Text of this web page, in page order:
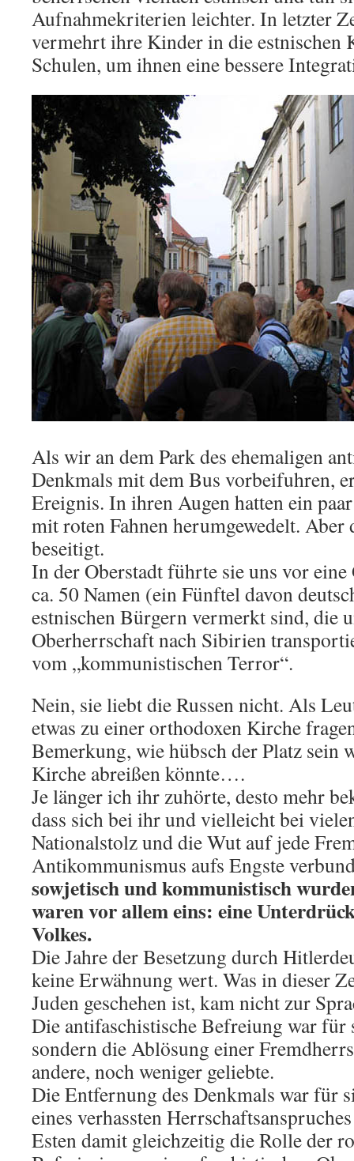
Aufnahmekriterien leichter. In letzter
vermehrt ihre Kinder in die estnischen
Schulen, um ihnen eine bessere
Als wir an dem Park des ehemaligen
Denkmals mit dem Bus vorbeifuhren,
Ereignis. In ihren Augen hatten ein
mit roten Fahnen herumgewedelt. Aber
beseitigt.
In der Oberstadt führte sie uns vor
ca. 50 Namen (ein Fünftel davon
estnischen Bürgern vermerkt sind, die
Oberherrschaft nach Sibirien
vom „kommunistischen Terror“.
Nein, sie liebt die Russen nicht. Als
etwas zu einer orthodoxen Kirche
Bemerkung, wie hübsch der Platz sein
Kirche abreißen könnte….
Je länger ich ihr zuhörte, desto mehr
dass sich bei ihr und vielleicht bei
Nationalstolz und die Wut auf jede
Antikommunismus aufs Engste
sowjetisch und kommunistisch
waren vor allem eins: eine
Volkes.
Die Jahre der Besetzung durch
keine Erwähnung wert. Was in dieser
Juden geschehen ist, kam nicht zur
Die antifaschistische Befreiung war für
sondern die Ablösung einer
andere, noch weniger geliebte.
Die Entfernung des Denkmals war für
eines verhassten
Esten damit gleichzeitig die Rolle der